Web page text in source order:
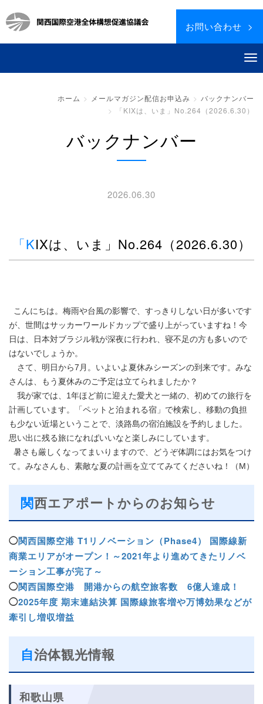
お問い合わせ >
ホーム メールマガジン配信お申込み
バックナンバー
「KIXは、いま」No.264（2026.6.30）
バックナンバー
2026.06.30
「KIXは、いま」No.264（2026.6.30）
こんにちは。梅雨や台風の影響で、すっきりしない日が多いです
が、世間はサッカーワールドカップで盛り上がっていますね！今
日は、日本対ブラジル戦が深夜に行われ、寝不足の方も多いので
はないでしょうか。
さて、明日から7月。いよいよ夏休みシーズンの到来です。みな
さんは、もう夏休みのご予定は立てられましたか？
我が家では、1年ほど前に迎えた愛犬と一緒の、初めての旅行を
計画しています。「ペットと泊まれる宿」で検索し、移動の負担
も少ない近場ということで、淡路島の宿泊施設を予約しました。
思い出に残る旅になればいいなと楽しみにしています。
暑さも厳しくなってまいりますので、どうぞ体調にはお気をつけ
て。みなさんも、素敵な夏の計画を立ててみてくださいね！（M）
関西エアポートからのお知らせ
◯関西国際空港 T1リノベーション（Phase4） 国際線新
商業エリアがオープン！～2021年より進めてきたリノベ
ーション工事が完了～
◯関西国際空港 開港からの航空旅客数 6億人達成！
◯2025年度 期末連結決算 国際線旅客増や万博効果などが
牽引し増収増益
自治体観光情報
和歌山県